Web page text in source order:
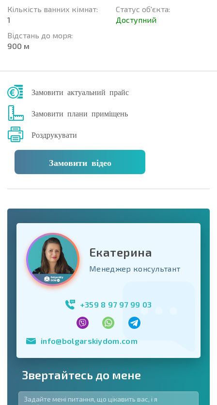
Кількість ванних кімнат:
1
Відстань до моря:
900 м
Статус об'єкта:
Доступний
Замовити актуальний прайс
Замовити плани приміщень
Роздрукувати
Замовити відео
Екатерина
Менеджер консультант
+359 8 97 97 99 03
info@bolgarskiydom.com
Звертайтесь до мене